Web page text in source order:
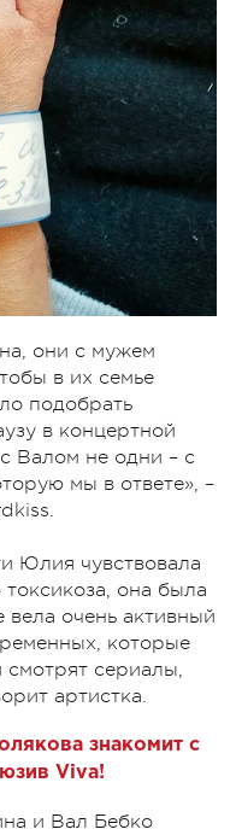
они с мужем
в их семье
подобрать
в концертной
Валом не одни – с
мы в ответе», –
Юлия чувствовала
она была
вела очень активный
которые
смотрят сериалы,
артистка.
знакомит с
Viva!
и Вал Бебко